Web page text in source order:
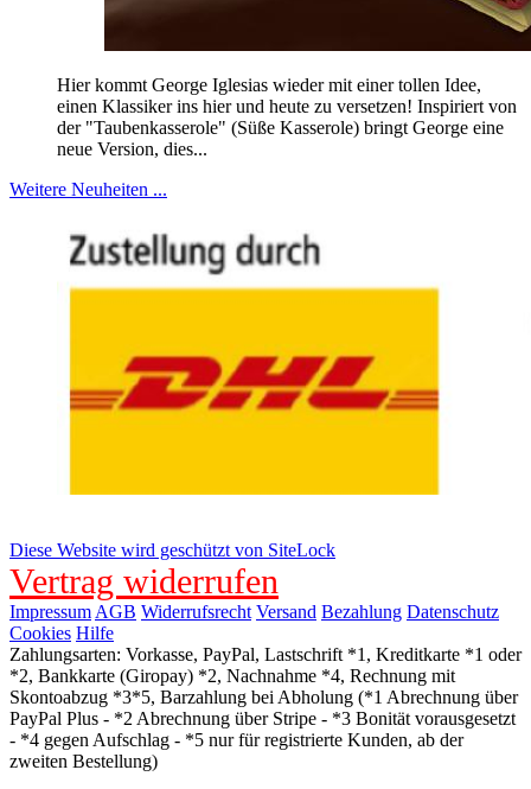
Hier kommt George Iglesias wieder mit einer tollen Idee,
einen Klassiker ins hier und heute zu versetzen! Inspiriert von
der "Taubenkasserole" (Süße Kasserole) bringt George eine
neue Version, dies...
Weitere Neuheiten ...
Diese Website wird geschützt von SiteLock
Vertrag widerrufen
Impressum AGB Widerrufsrecht Versand Bezahlung Datenschutz
Cookies Hilfe
Zahlungsarten: Vorkasse, PayPal, Lastschrift *1, Kreditkarte *1 oder
*2, Bankkarte (Giropay) *2, Nachnahme *4, Rechnung mit
Skontoabzug *3*5, Barzahlung bei Abholung (*1 Abrechnung über
PayPal Plus - *2 Abrechnung über Stripe - *3 Bonität vorausgesetzt
- *4 gegen Aufschlag - *5 nur für registrierte Kunden, ab der
zweiten Bestellung)